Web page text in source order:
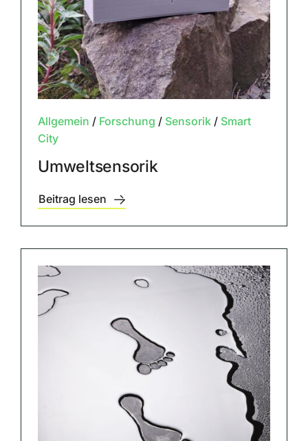
Allgemein / Forschung / Sensorik/ Smart
City
Umweltsensorik
Beitrag lesen